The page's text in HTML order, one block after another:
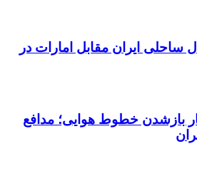
ساحلی ایران مقابل امارات در
بازشدن خطوط هوایی؛ مدافع